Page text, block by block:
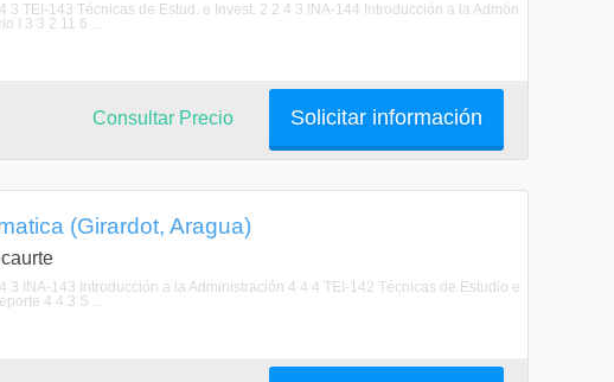
TEI-143 Técnicas de Estud. e Invest. 2 2 4 3 INA-144 Introducción a la Admón
I 3 3 2 11 6 ...
Solicitar información
Consultar Precio
(Girardot, Aragua)
INA-143 Introducción a la Administración 4 4 4 TEI-142 Técnicas de Estudio e
4 4 3 S ...